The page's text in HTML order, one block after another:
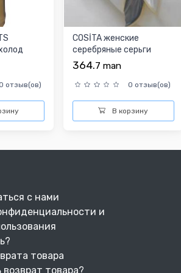
отзыв(ов)
COSİTA женские
серебряные серьги
364.7 man
0 отзыв(ов)
В корзину
с нами
и
товара
возврат товара?